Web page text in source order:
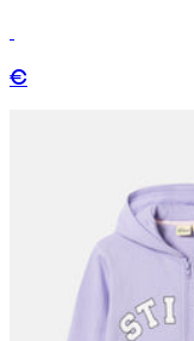
€